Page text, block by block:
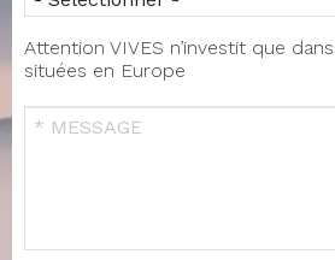
Attention VIVES n’investit que
situées en Europe